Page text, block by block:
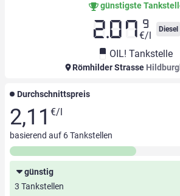
günstigste
2.07 9
€/l
Diesel
OIL! Tankstelle
Römhilder Strasse
Durchschnittspreis
2,11 €/l
basierend auf 6Tankstellen
günstig
3 Tankstellen